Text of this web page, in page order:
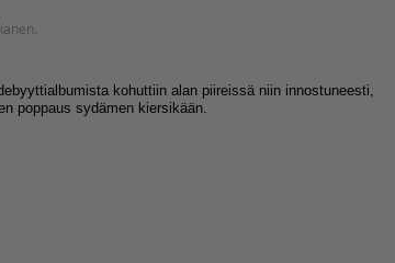
kohuttiin alan piireissä niin innostuneesti,
poppaus sydämen kiersikään.